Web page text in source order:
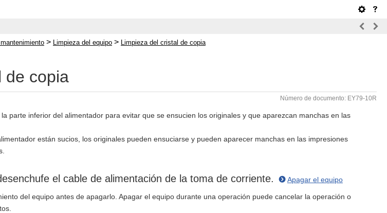
> Limpieza del equipo > Limpieza del cristal de copia
de copia
Número de documento: EY79-10R
parte inferior del alimentador para evitar que se ensucien los originales y que aparezcan manchas en las
están sucios, los originales pueden ensuciarse y pueden aparecer manchas en las impresiones
el cable de alimentación de la toma de corriente. Apagar el equipo
del equipo antes de apagarlo. Apagar el equipo durante una operación puede cancelar la operación o